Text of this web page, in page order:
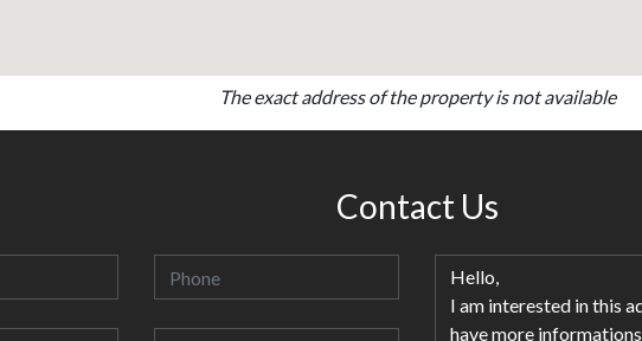
The exact address of the property is not available
Contact Us